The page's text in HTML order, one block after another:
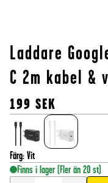
Laddare
C 2m kabel &
199 SEK
Färg: Vit
Finns i lager (Fler än 20 st)